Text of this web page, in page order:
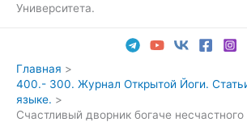
Университета.
Главная
400.- 300. Журнал Открытой Йоги.
языке.
Счастливый дворник богаче